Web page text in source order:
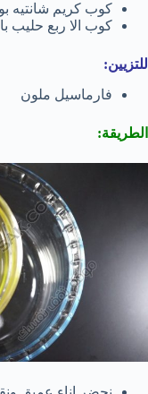
كوب كريم شانتيه
كوب الا ربع حليب
للتزيين:
فارماسيل ملون
الطريقة: